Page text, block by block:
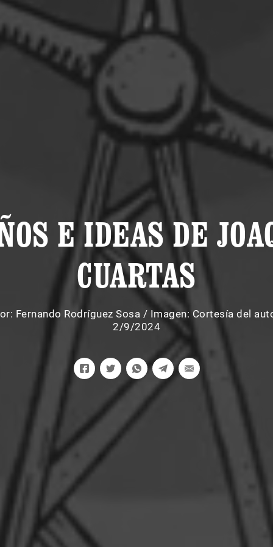
E IDEAS DE
CUARTAS
Fernando Rodríguez Sosa / Imagen: Cortesía del
2/9/2024